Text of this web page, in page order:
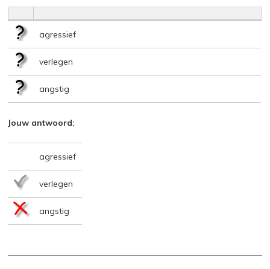
agressief
verlegen
angstig
Jouw antwoord:
agressief
verlegen
angstig